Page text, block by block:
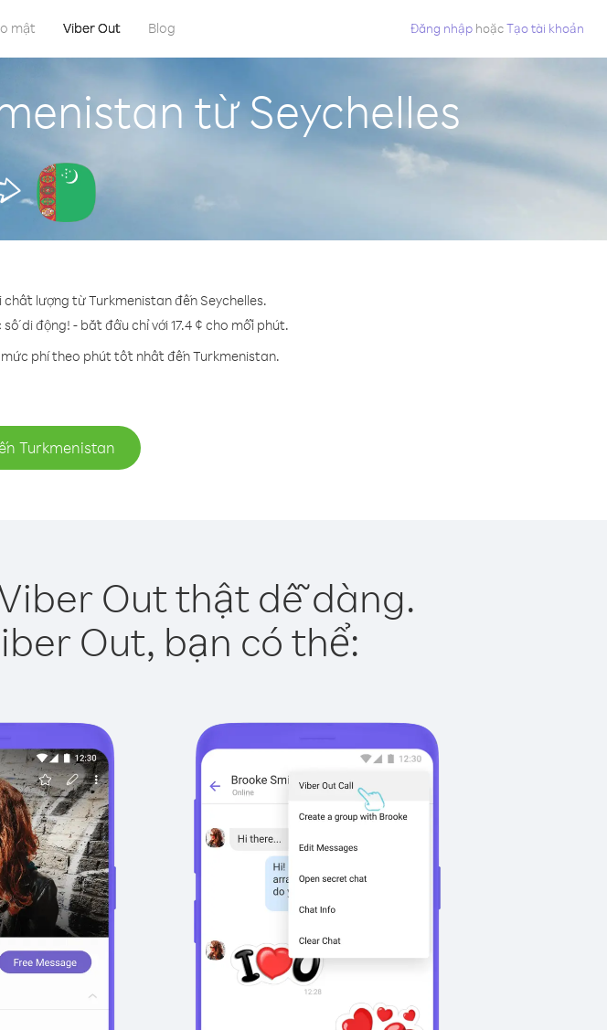
mật Viber Out Blog Đăng nhập hoặcTạo tài khoản
từ Seychelles
lượng từ Turkmenistan đến Seychelles.
di động! - bắt đầu chỉ với 17.4 ¢ cho mỗi phút.
phí theo phút tốt nhất đến Turkmenistan.
Turkmenistan
Out thật dễ dàng.
Out, bạn có thể: